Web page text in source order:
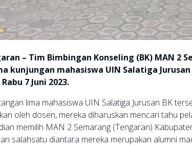
– Tim Bimbingan Konseling (BK) MAN 2
kunjungan mahasiswa UIN Salatiga
7 Juni 2023.
lima mahasiswa UIN Salatiga Jurusan BK
oleh dosen, mereka diharuskan mencari tahu
memilih MAN 2 Semarang (Tengaran)
salahsatu diantara mereka merupakan alumni